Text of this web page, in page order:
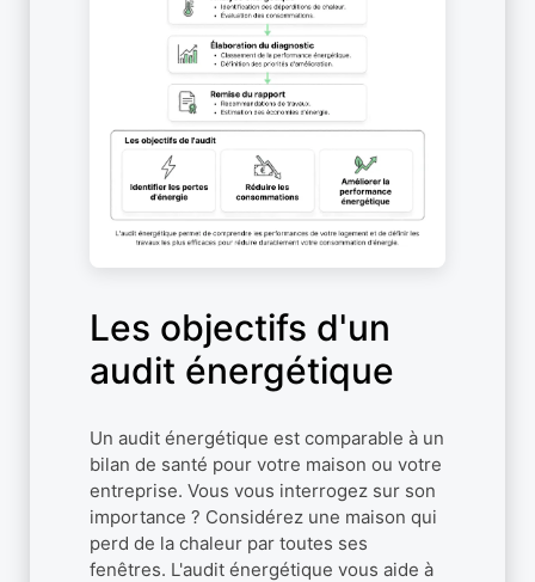
Les objectifs d'un
audit énergétique
Un audit énergétique est comparable à un
bilan de santé pour votre maison ou votre
entreprise. Vous vous interrogez sur son
importance ? Considérez une maison qui
perd de la chaleur par toutes ses
fenêtres. L'audit énergétique vous aide à